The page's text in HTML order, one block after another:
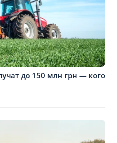
до 150 млн грн — кого